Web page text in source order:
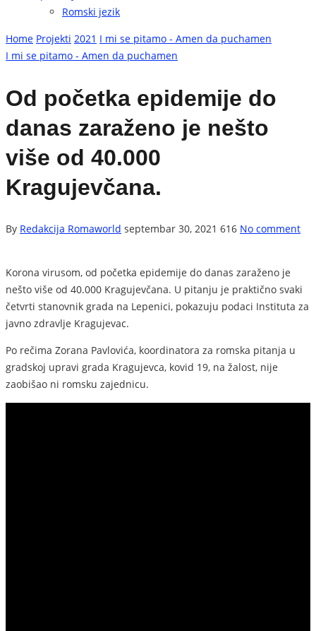
Romski jezik
Home Projekti 2021 I mi se pitamo - Amen da puchamen
I mi se pitamo - Amen da puchamen
Od početka epidemije do
danas zaraženo je nešto
više od 40.000
Kragujevčana.
By Redakcija Romaworld septembar 30, 2021 616 No comment
Korona virusom, od početka epidemije do danas zaraženo je
nešto više od 40.000 Kragujevčana. U pitanju je praktično svaki
četvrti stanovnik grada na Lepenici, pokazuju podaci Instituta za
javno zdravlje Kragujevac.
Po rečima Zorana Pavlovića, koordinatora za romska pitanja u
gradskoj upravi grada Kragujevca, kovid 19, na žalost, nije
zaobišao ni romsku zajednicu.